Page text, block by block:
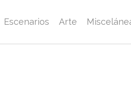
Escenarios Arte